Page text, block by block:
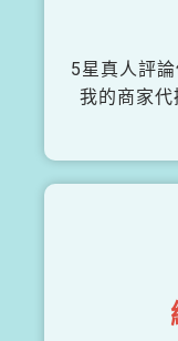
5星真人評
我的商家代